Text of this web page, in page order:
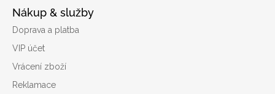
Nákup & služby
Doprava a platba
VIP účet
Vrácení zboží
Reklamace